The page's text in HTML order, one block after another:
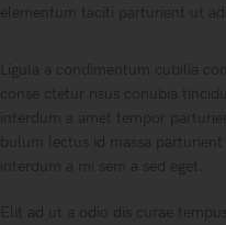
elementum taciti parturient ut
Ligula a condimentum cubilia
conse ctetur risus conubia
interdum a amet tempor
bulum lectus id massa
interdum a mi sem a sed eget.
Elit ad ut a odio dis curae